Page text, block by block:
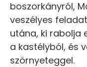
boszorkányról,
veszélyes
utána, ki rabolja
a kastélyból, és
szörnyeteggel.